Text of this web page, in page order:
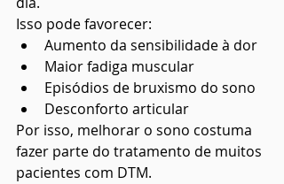
Isso pode favorecer:
Aumento da sensibilidade à dor
Maior fadiga muscular
Episódios de bruxismo do sono
Desconforto articular
Por isso, melhorar o sono costuma
fazer parte do tratamento de muitos
pacientes com DTM.